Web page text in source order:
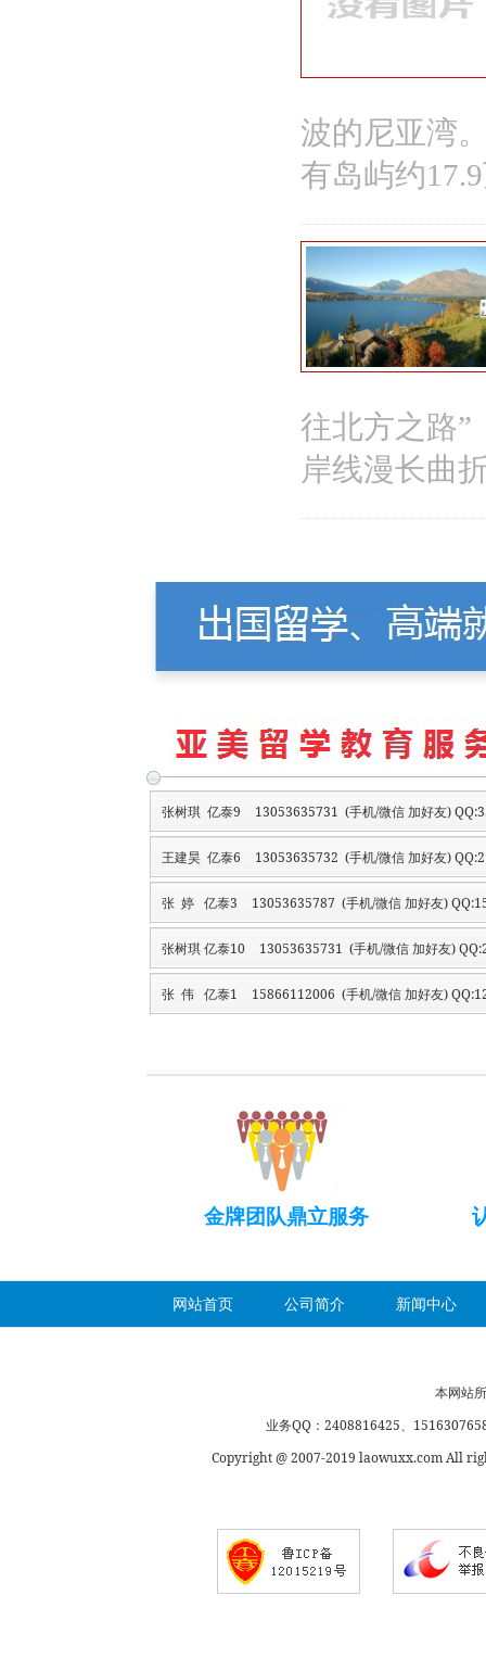
波的尼亚湾
有岛屿约
往北方之路”
岸线漫长曲
张树琪 亿泰9 13053635731 (手机/微信 加好友)
王建昊 亿泰6 13053635732 (手机/微信 加好友)
张 婷 亿泰3 13053635787 (手机/微信 加好友)
张树琪 亿泰10 13053635731 (手机/微信 加好友)
张 伟 亿泰1 15866112006 (手机/微信 加好友)
金牌团队鼎立服务
网站首页 公司简介 新闻中心
本网站
业务QQ：2408816425、
Copyright @ 2007-2019 laowuxx.com All